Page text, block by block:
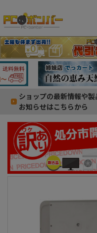
ショップの最新情報や
お知らせはこちらから